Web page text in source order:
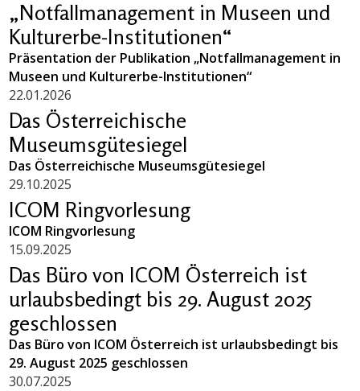
„Notfallmanagement in Museen und
Kulturerbe-Institutionen“
Präsentation der Publikation „Notfallmanagement in
Museen und Kulturerbe-Institutionen“
22.01.2026
Das Österreichische
Museumsgütesiegel
Das Österreichische Museumsgütesiegel
29.10.2025
ICOM Ringvorlesung
ICOM Ringvorlesung
15.09.2025
Das Büro von ICOM Österreich ist
urlaubsbedingt bis 29. August 2025
geschlossen
Das Büro von ICOM Österreich ist urlaubsbedingt bis
29. August 2025 geschlossen
30.07.2025